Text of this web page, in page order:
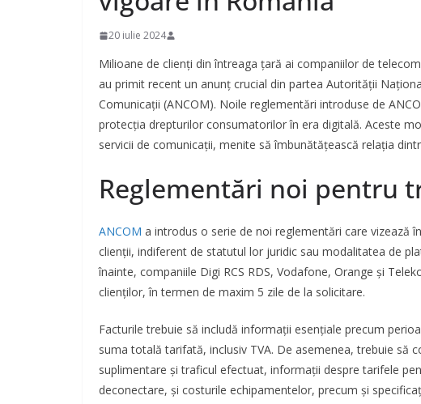
20 iulie 2024
Milioane de clienți din întreaga țară ai companiilor de
au primit recent un anunț crucial din partea Autorității
Comunicații (ANCOM). Noile reglementări introduse de
protecția drepturilor consumatorilor în era digitală. Aceste
servicii de comunicații, menite să îmbunătățească relația
Reglementări noi pentru
ANCOM a introdus o serie de noi reglementări care vizează
clienții, indiferent de statutul lor juridic sau modalitatea de
înainte, companiile Digi RCS RDS, Vodafone, Orange și
clienților, în termen de maxim 5 zile de la solicitare.
Facturile trebuie să includă informații esențiale precum
suma totală tarifată, inclusiv TVA. De asemenea, trebuie să
suplimentare și traficul efectuat, informații despre tarifele
deconectare, și costurile echipamentelor, precum și